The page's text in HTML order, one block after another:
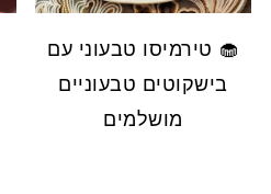
🧁 טירמיסו טבעוני עם
בישקוטים טבעוניים
מושלמים